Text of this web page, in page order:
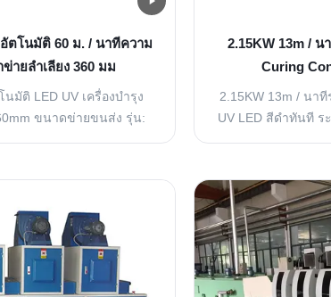
ตโนมัติ 60 ม. / นาทีความ
ข่ายลำเลียง 360 มม
นมัติ LED UV เครื่องบํารุง
ขนาดข่ายขนส่ง รุ่น:
จุ; เหมาะสําหรับการวิจัย
จ, การทดสอบ, ฯลฯ ราย
มยาว 2350mm × กว้าง
× สูง 1650mm (...
2.15KW 13m /
Curing
2.15KW 13m / นา
UV LED สีดำทันที
ข้อมูลจำเพาะของ
ประสิทธิภาพสูงเพื่อ
อย่างรวดเร็ว (5-8 วิ
ชิ้นส่วนพล